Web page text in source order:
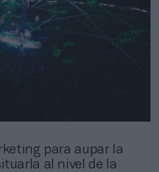
para aupar la
al nivel de la